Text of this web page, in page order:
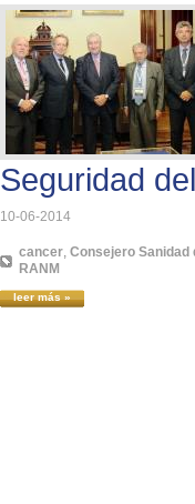
Seguridad
10-06-2014
cancer, Consejero Sanidad
RANM
leer más »